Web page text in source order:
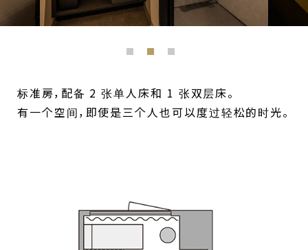
标准房，配备 2 张单人床和 1 张双层床。
有一个空间，即使是三个人也可以度过轻松的时光。